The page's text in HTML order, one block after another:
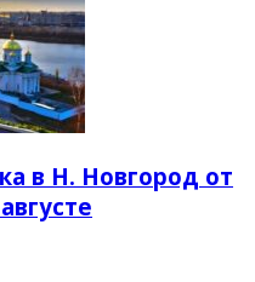
в Н. Новгород от